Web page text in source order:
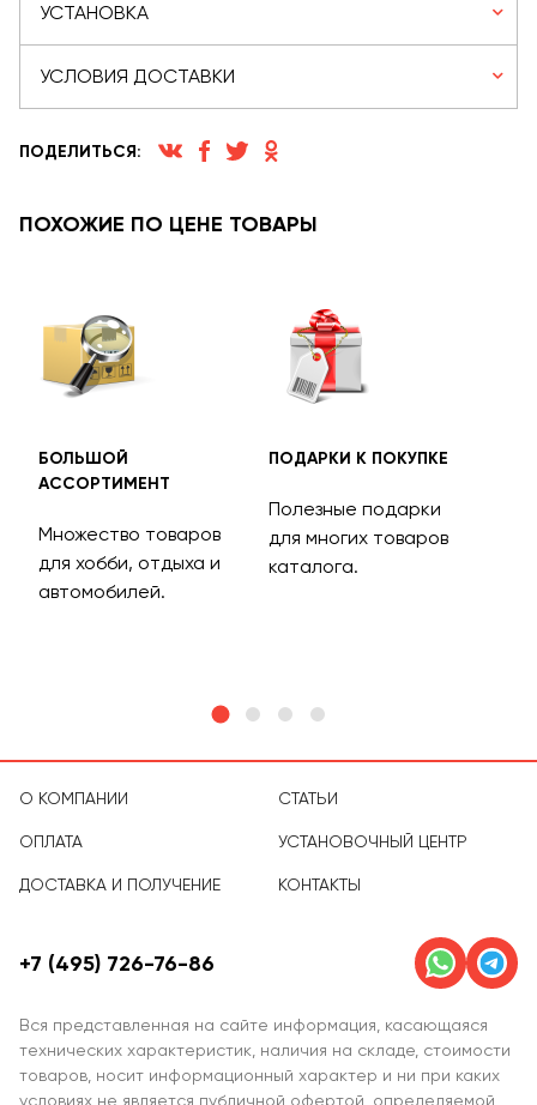
УСТАНОВКА
УСЛОВИЯ ДОСТАВКИ
ПОДЕЛИТЬСЯ:
ПОХОЖИЕ ПО ЦЕНЕ ТОВАРЫ
БОЛЬШОЙ
АССОРТИМЕНТ
Множество товаров
для хобби, отдыха и
автомобилей.
ПОДАРКИ К ПОКУПКЕ
Полезные подарки
для многих товаров
каталога.
О КОМПАНИИ
ОПЛАТА
ДОСТАВКА И ПОЛУЧЕНИЕ
СТАТЬИ
УСТАНОВОЧНЫЙ ЦЕНТР
КОНТАКТЫ
Вся представленная на сайте информация, касающаяся
технических характеристик, наличия на складе, стоимости
товаров, носит информационный характер и ни при каких
условиях не является публичной офертой, определяемой
+7 (495) 726-76-86